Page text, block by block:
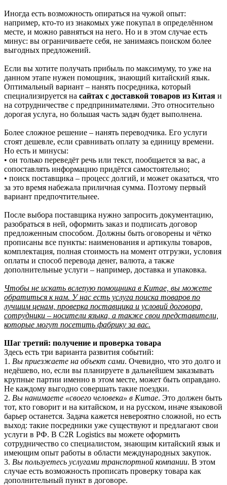
Иногда есть возможность опираться на чужой опыт:
например, кто-то из знакомых уже покупал в определённом
месте, и можно равняться на него. Но и в этом случае есть
минус: вы ограничиваете себя, не занимаясь поиском более
выгодных предложений.
Если вы хотите получать прибыль по максимуму, то уже на
данном этапе нужен помощник, знающий китайский язык.
Оптимальный вариант – нанять посредника, который
специализируется на сайтах с доставкой товаров из Китая и
на сотрудничестве с предпринимателями. Это относительно
дорогая услуга, но большая часть задач будет выполнена.
Более сложное решение – нанять переводчика. Его услуги
стоят дешевле, если сравнивать оплату за единицу времени.
Но есть и минусы:
• он только переведёт речь или текст, пообщается за вас, а
сопоставлять информацию придётся самостоятельно;
• поиск поставщика – процесс долгий, и может оказаться, что
за это время набежала приличная сумма. Поэтому первый
вариант предпочтительнее.
После выбора поставщика нужно запросить документацию,
разобраться в ней, оформить заказ и подписать договор
предложенным способом. Должны быть оговорены и чётко
прописаны все пункты: наименования и артикулы товаров,
комплектация, полная стоимость на момент отгрузки, условия
оплаты и способ перевода денег, валюта, а также
дополнительные услуги – например, доставка и упаковка.
Чтобы не искать вслепую помощника в Китае, вы можете
обратиться к нам. У нас есть услуга поиска товаров по
лучшим ценам, проверка поставщика и условий договора,
сотрудники – носители языка, а также свои представители,
которые могут посетить фабрику за вас.
Шаг третий: получение и проверка товара
Здесь есть три варианта развития событий:
1. Вы приезжаете на объект сами. Очевидно, что это долго и
недёшево, но, если вы планируете в дальнейшем заказывать
крупные партии именно в этом месте, может быть оправдано.
Не каждому выгодно совершать такие поездки.
2. Вы нанимаете «своего человека» в Китае. Это должен быть
тот, кто говорит и на китайском, и на русском, иначе языковой
барьер останется. Задача кажется невероятно сложной, но есть
выход: такие посредники уже существуют и предлагают свои
услуги в РФ. В C2R Logistics вы можете оформить
сотрудничество со специалистом, знающим китайский язык и
имеющим опыт работы в области международных закупок.
3. Вы пользуетесь услугами транспортной компании. В этом
случае есть возможность прописать проверку товара как
дополнительный пункт в договоре.